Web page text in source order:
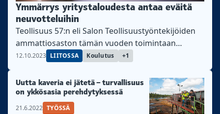
Ymmärrys yritystaloudesta antaa eväitä
neuvotteluihin
Teollisuus 57:n eli Salon Teollisuustyöntekijöiden
ammattiosaston tämän vuoden toimintaan
sisältyy seitsenosainen ay-koulu jäsenille.
12.10.2023 LIITOSSA Koulutus +1
Uutta kaveria ei jätetä – turvallisuus
on ykkösasia perehdytyksessä
21.6.2022 TYÖSSÄ